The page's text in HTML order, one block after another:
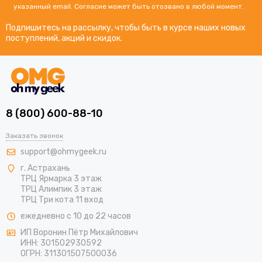
указанный email. Согласие может быть отозвано в любой момент.
Подпишитесь на рассылку, чтобы быть в курсе наших новых
поступлений, акций и скидок.
8 (800) 600-88-10
Заказать звонок
support@ohmygeek.ru
г. Астрахань
ТРЦ Ярмарка 3 этаж
ТРЦ Алимпик 3 этаж
ТРЦ Три кота 11 вход
ежедневно с 10 до 22 часов
ИП Воронин Пётр Михайлович
ИНН: 301502930592
ОГРН: 311301507500036